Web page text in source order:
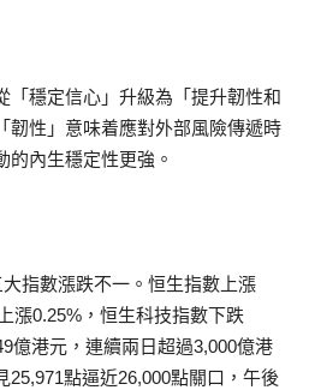
「穩定信心」升級為「提升韌性和
韌性」意味着應對外部風險傳遞時
的內生穩定性更強。
指數漲跌不一。恒生指數上漲
漲0.25%，恒生科技指數下跌
億港元，連續兩日超過3,000億港
25,971點逼近26,000點關口，午後